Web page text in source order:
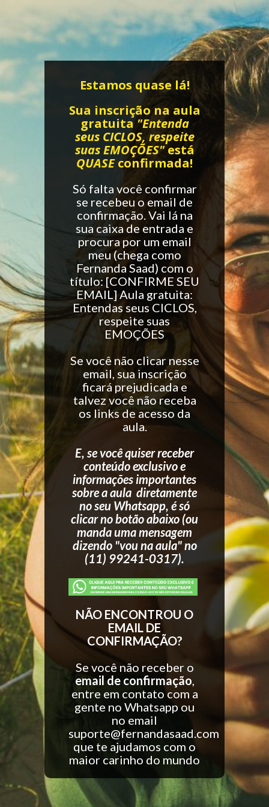
Estamos quase lá!
Sua inscrição na aula
gratuita"Entenda
seus CICLOS, respeite
suas EMOÇÕES"está
QUASEconfirmada!
Só falta você confirmar
se recebeu o email de
confirmação. Vai lá na
sua caixa de entrada e
procura por um email
meu (chega como
Fernanda Saad) com o
título: [CONFIRME SEU
EMAIL] Aula gratuita:
Entendas seus CICLOS,
respeite suas
EMOÇÕES
Se você não clicar nesse
email, sua inscrição
ficará prejudicada e
talvez você não receba
os links de acesso da
aula.
E, se você quiser receber
conteúdo exclusivo e
informações importantes
sobre a aula diretamente
no seu Whatsapp, é só
clicar no botão abaixo (ou
manda uma mensagem
dizendo "vou na aula" no
(11) 99241-0317).
NÃO ENCONTROU O
EMAIL DE
CONFIRMAÇÃO?
Se você não receber o
email de confirmação
entre em contato com a
gente no Whatsapp ou
no email
suporte@fernandasaad.com
que te ajudamos com o
maior carinho do mundo